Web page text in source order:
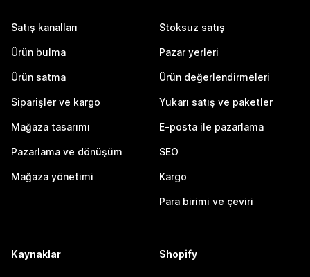
Satış kanalları
Ürün bulma
Ürün satma
Siparişler ve kargo
Mağaza tasarımı
Pazarlama ve dönüşüm
Mağaza yönetimi
Stoksuz satış
Pazar yerleri
Ürün değerlendirmeleri
Yukarı satış ve paketler
E-posta ile pazarlama
SEO
Kargo
Para birimi ve çeviri
Kaynaklar Shopify